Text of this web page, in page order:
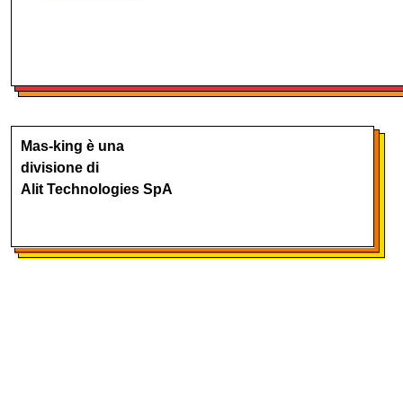
Mas-king è una
divisione di
Alit Technologies SpA